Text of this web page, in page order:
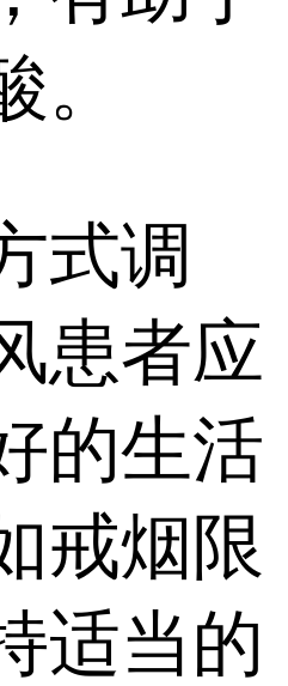
。
式调
患者应
的生活
戒烟限
适当的